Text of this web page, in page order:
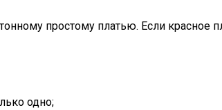
простому платью. Если красное
одно;